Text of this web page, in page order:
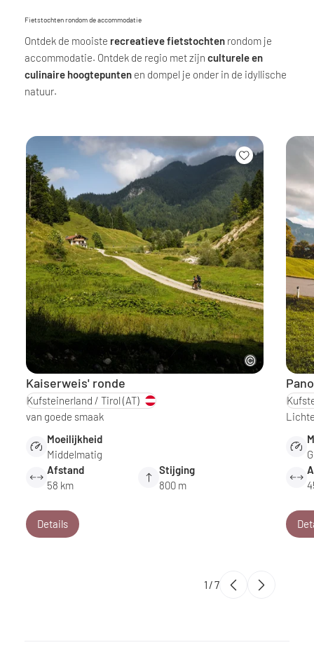
Fietstochten rondom de accommodatie
Ontdek de mooiste recreatieve fietstochten rondom je
accommodatie. Ontdek de regio met zijn culturele en
culinaire hoogtepunten en dompel je onder in de idyllische
natuur.
Kaiserweis' ronde
Kufsteinerland / Tirol (AT)
van goede smaak
Moeilijkheid
Middelmatig
Afstand
58 km
Stijging
800 m
Details
1 /7